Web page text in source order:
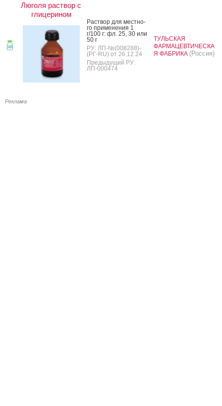
Люголя раствор с
глицерином
Рас­твор для мес­тно­
го при­мене­ния 1
г/100 г: фл. 25, 30 или
50 г
РУ: ЛП-№(008288)-
(РГ-RU) от 26.12.24
Предыдущий РУ:
ЛП-000474
ТУЛЬСКАЯ
ФАРМАЦЕВТИЧЕСКА
Я ФАБРИКА (Россия)
Реклама